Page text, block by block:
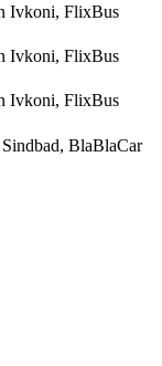
Ivkoni, FlixBus
Ivkoni, FlixBus
Ivkoni, FlixBus
Sindbad, BlaBlaCar